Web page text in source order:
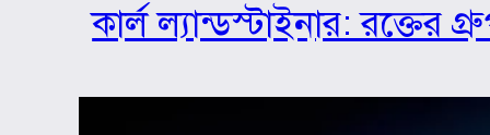
কার্ল ল্যান্ডস্টাইনার: রক্তের